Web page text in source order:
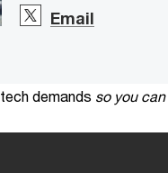
Email
demands so you can